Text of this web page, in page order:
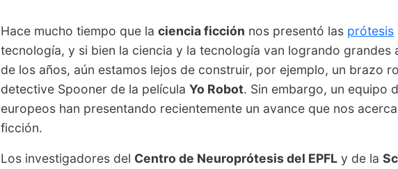
Hace mucho tiempo que la ciencia ficción nos presentó las prótesis
tecnología, y si bien la ciencia y la tecnología van logrando grandes
de los años, aún estamos lejos de construir, por ejemplo, un brazo
detective Spooner de la película Yo Robot. Sin embargo, un equipo
europeos han presentando recientemente un avance que nos
ficción.
Los investigadores del Centro de Neuroprótesis del EPFL y de la